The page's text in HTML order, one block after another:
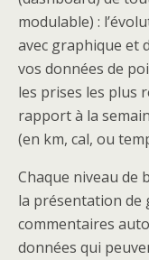
modulable) :
avec graphique et
vos données de
les prises les plus
rapport à la
(en km, cal, ou
Chaque niveau de
la présentation de
commentaires
données qui